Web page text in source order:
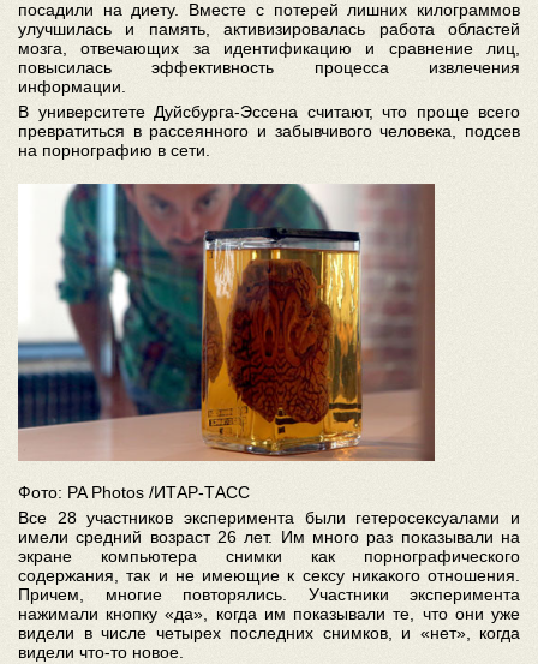
посадили на диету. Вместе с потерей лишних килограммов
улучшилась и память, активизировалась работа областей
мозга, отвечающих за идентификацию и сравнение лиц,
повысилась эффективность процесса извлечения
информации.
В университете Дуйсбурга-Эссена считают, что проще всего
превратиться в рассеянного и забывчивого человека, подсев
на порнографию в сети.
Фото: PA Photos /ИТАР-ТАСС
Все 28 участников эксперимента были гетеросексуалами и
имели средний возраст 26 лет. Им много раз показывали на
экране компьютера снимки как порнографического
содержания, так и не имеющие к сексу никакого отношения.
Причем, многие повторялись. Участники эксперимента
нажимали кнопку «да», когда им показывали те, что они уже
видели в числе четырех последних снимков, и «нет», когда
видели что-то новое.